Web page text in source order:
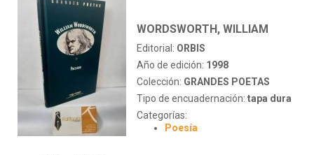
WORDSWORTH, WILLIAM
Editorial: ORBIS
Año de edición: 1998
Colección: GRANDES POETAS
Tipo de encuadernación: tapa dura
Categorías:
Poesía